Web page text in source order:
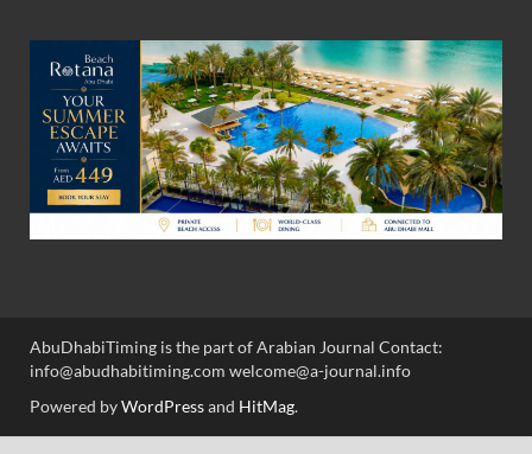
AbuDhabiTiming is the part of Arabian Journal Contact:
info@abudhabitiming.com welcome@a-journal.info
Powered byWordPressand HitMag.